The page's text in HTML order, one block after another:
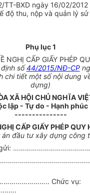
BXD ngày 16/02/2012
độ thu, nộp và quản lý
Phụ lục 1
NGHỊ CẤP GIẤY PHÉP
định số44/2015/NĐ-CP
chi tiết một số nội dung
dựng)
XÃ HỘI CHỦ NGHĨA
lập - Tự do - Hạnh phúc
---------------
CẤP GIẤY PHÉP QUY
đầu tư xây dựng công
gửi:
Chức vụ: